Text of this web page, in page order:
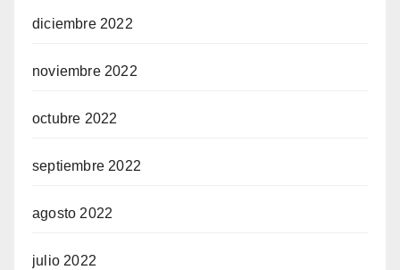
diciembre 2022
noviembre 2022
octubre 2022
septiembre 2022
agosto 2022
julio 2022